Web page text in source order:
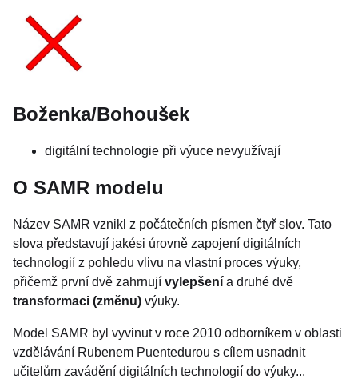
Boženka/Bohoušek
digitální technologie při výuce nevyužívají
O SAMR modelu
Název SAMR vznikl z počátečních písmen čtyř slov. Tato
slova představují jakési úrovně zapojení digitálních
technologií z pohledu vlivu na vlastní proces výuky,
přičemž první dvě zahrnují vylepšení a druhé dvě
transformaci (změnu) výuky.
Model SAMR byl vyvinut v roce 2010 odborníkem v oblasti
vzdělávání Rubenem Puentedurou s cílem usnadnit
učitelům zavádění digitálních technologií do výuky...